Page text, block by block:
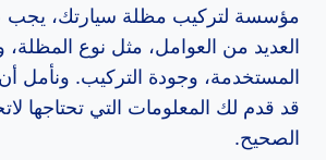
مؤسسة لتركيب مظلة سيارتك، يجب
العديد من العوامل، مثل نوع المظلة،
المستخدمة، وجودة التركيب. ونأمل
قد قدم لك المعلومات التي تحتاجها
الصحيح.